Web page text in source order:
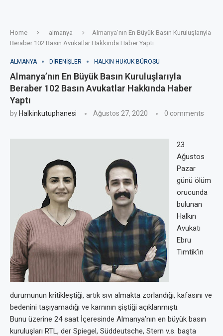
Home almanya
Almanya’nın En Büyük Basın Kuruluşlarıyla
Beraber 102 Basın Avukatlar Hakkında Haber Yaptı
ALMANYA DIRENIŞLER HALKIN HUKUK BÜROSU
Almanya’nın En Büyük Basın Kuruluşlarıyla
Beraber 102 Basın Avukatlar Hakkında Haber
Yaptı
by Halkinkutuphanesi Ağustos 27, 2020 0 comments
23
Ağustos
Pazar
günü ölüm
orucunda
bulunan
Halkın
Avukatı
Ebru
Timtik’in
durumunun kritikleştiği, artık sıvı almakta zorlandığı, kafasını ve
bedenini taşıyamadığı ve karnının şiştiği açıklanmıştı.
Bunu üzerine 24 saat İçeresinde Almanya’nın en büyük basın
kuruluşları RTL, der Spiegel, Süddeutsche, Stern v.s. başta